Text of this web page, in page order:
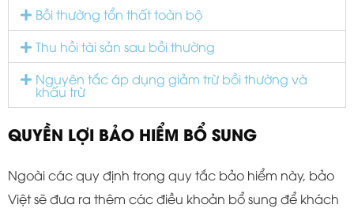
Bồi thường tổn thất toàn bộ
Thu hồi tài sản sau bồi thường
Nguyên tắc áp dụng giảm trừ bồi thường và
khấu trừ
QUYỀN LỢI BẢO HIỂM BỔ SUNG
Ngoài các quy định trong quy tắc bảo hiểm này, bảo
Việt sẽ đưa ra thêm các điều khoản bổ sung để khách